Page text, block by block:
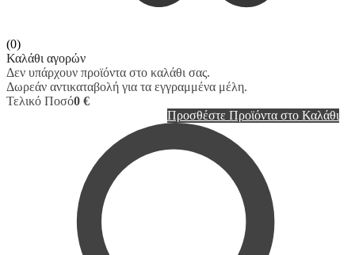
(0)
Καλάθι αγορών
Δεν υπάρχουν προϊόντα στο καλάθι σας.
Δωρεάν αντικαταβολή για τα εγγραμμένα μέλη.
Τελικό Ποσό0 €
Προσθέστε Προϊόντα στο Καλάθι